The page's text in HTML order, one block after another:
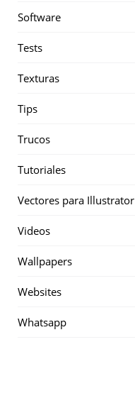
Software
Tests
Texturas
Tips
Trucos
Tutoriales
Vectores para Illustrator
Videos
Wallpapers
Websites
Whatsapp